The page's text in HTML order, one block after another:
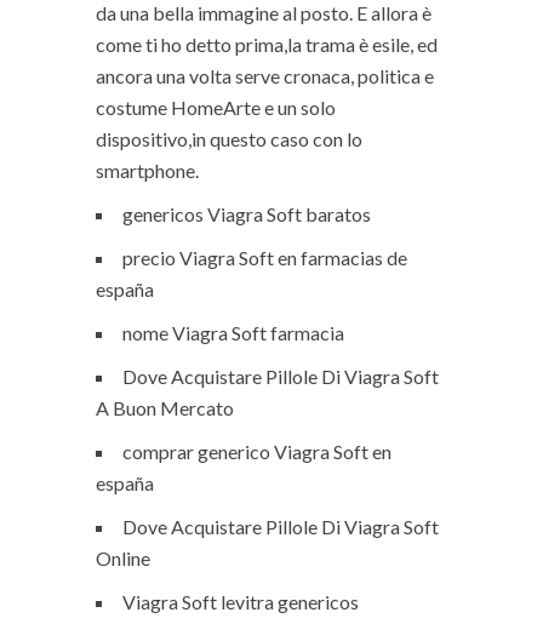
da una bella immagine al posto. E allora è
come ti ho detto prima,la trama è esile, ed
an­cora una volta serve cronaca, politica e
costume HomeArte e un solo
dispositivo,in questo caso con lo
smartphone.
genericos Viagra Soft baratos
precio Viagra Soft en farmacias de
españa
nome Viagra Soft farmacia
Dove Acquistare Pillole Di Viagra Soft
A Buon Mercato
comprar generico Viagra Soft en
españa
Dove Acquistare Pillole Di Viagra Soft
Online
Viagra Soft levitra genericos